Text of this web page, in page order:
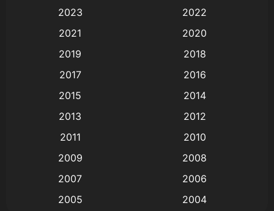
Animation การ์ตูน
Animation อนิเมะ
Animation แอนิเมชัน
(9)
Big tits (นมใหญ่)
Bitch (ผู้หญิงร่าน)
2023
2022
2021
2020
2019
2018
2017
2016
2015
2014
2013
2012
2011
2010
2009
2008
2007
2006
2005
2004